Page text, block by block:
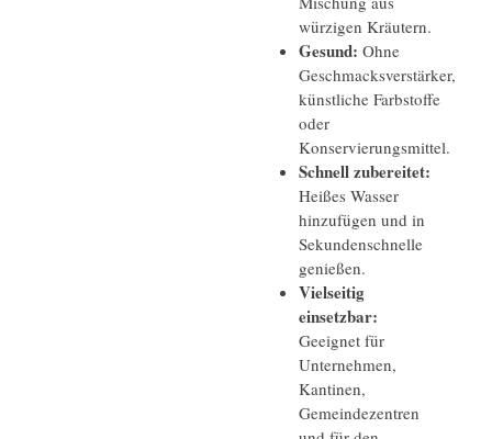
würzigen Kräutern.
Gesund: Ohne
Geschmacksverstärker,
künstliche Farbstoffe
oder
Konservierungsmittel.
Schnell zubereitet:
Heißes Wasser
hinzufügen und in
Sekundenschnelle
genießen.
Vielseitig
einsetzbar:
Geeignet für
Unternehmen,
Kantinen,
Gemeindezentren